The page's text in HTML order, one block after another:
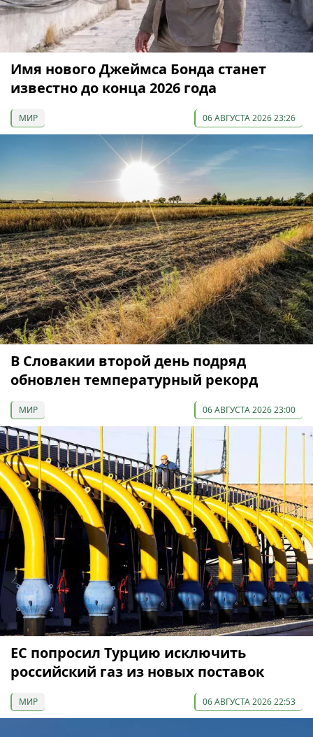
Имя нового Джеймса Бонда станет
известно до конца 2026 года
МИР 06 АВГУСТА 2026 23:26
В Словакии второй день подряд
обновлен температурный рекорд
МИР 06 АВГУСТА 2026 23:00
ЕС попросил Турцию исключить
российский газ из новых поставок
МИР 06 АВГУСТА 2026 22:53